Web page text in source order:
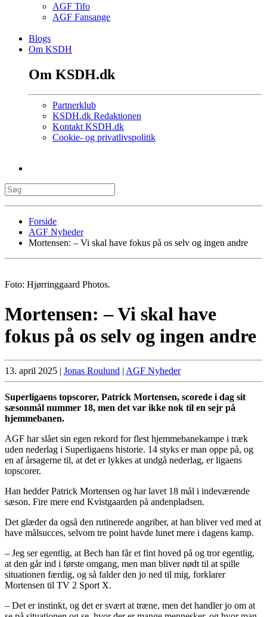
AGF Tifo
AGF Fansange
Blogs
Om KSDH
Om KSDH.dk
Partnerklub
KSDH.dk Redaktionen
Kontakt KSDH.dk
Cookie- og privatlivspolitik
Forside
AGF Nyheder
Mortensen: – Vi skal have fokus på os selv og ingen andre
Foto: Hjørringgaard Photos.
Mortensen: – Vi skal have
fokus på os selv og ingen andre
13. april 2025 | Jonas Roulund | AGF Nyheder
Superligaens topscorer, Patrick Mortensen, scorede i dag sit
sæsonmål nummer 18, men det var ikke nok til en sejr på
hjemmebanen.
AGF har slået sin egen rekord for flest hjemmebanekampe i træk
uden nederlag i Superligaens historie. 14 styks er man oppe på, og
en af årsagerne til, at det er lykkes at undgå nederlag, er ligaens
topscorer.
Han hedder Patrick Mortensen og har lavet 18 mål i indeværende
sæson. Fire mere end Kvistgaarden på andenpladsen.
Det glæder da også den rutinerede angriber, at han bliver ved med at
have målsucces, selvom tre point havde lunet mere i dagens kamp.
– Jeg ser egentlig, at Bech han får et fint hoved på og tror egentlig,
at den går ind i første omgang, men man bliver nødt til at spille
situationen færdig, og så falder den jo ned til mig, forklarer
Mortensen til TV 2 Sport X.
– Det er instinkt, og det er svært at træne, men det handler jo om at